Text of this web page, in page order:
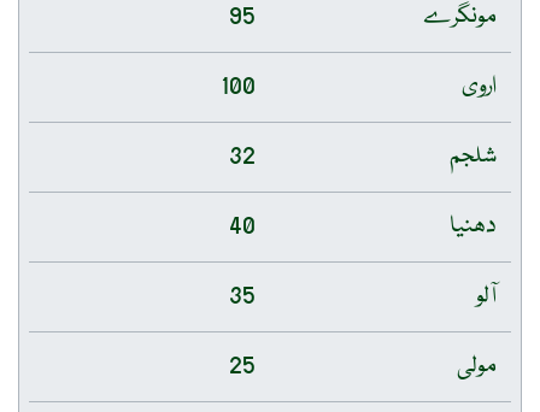
مونگرے
95
اروی
100
شلجم
32
دھنیا
40
آلو
35
مولی
25